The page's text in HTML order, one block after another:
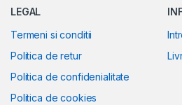
LEGAL
Termeni si conditii
Politica de retur
Politica de confidenialitate
Politica de cookies